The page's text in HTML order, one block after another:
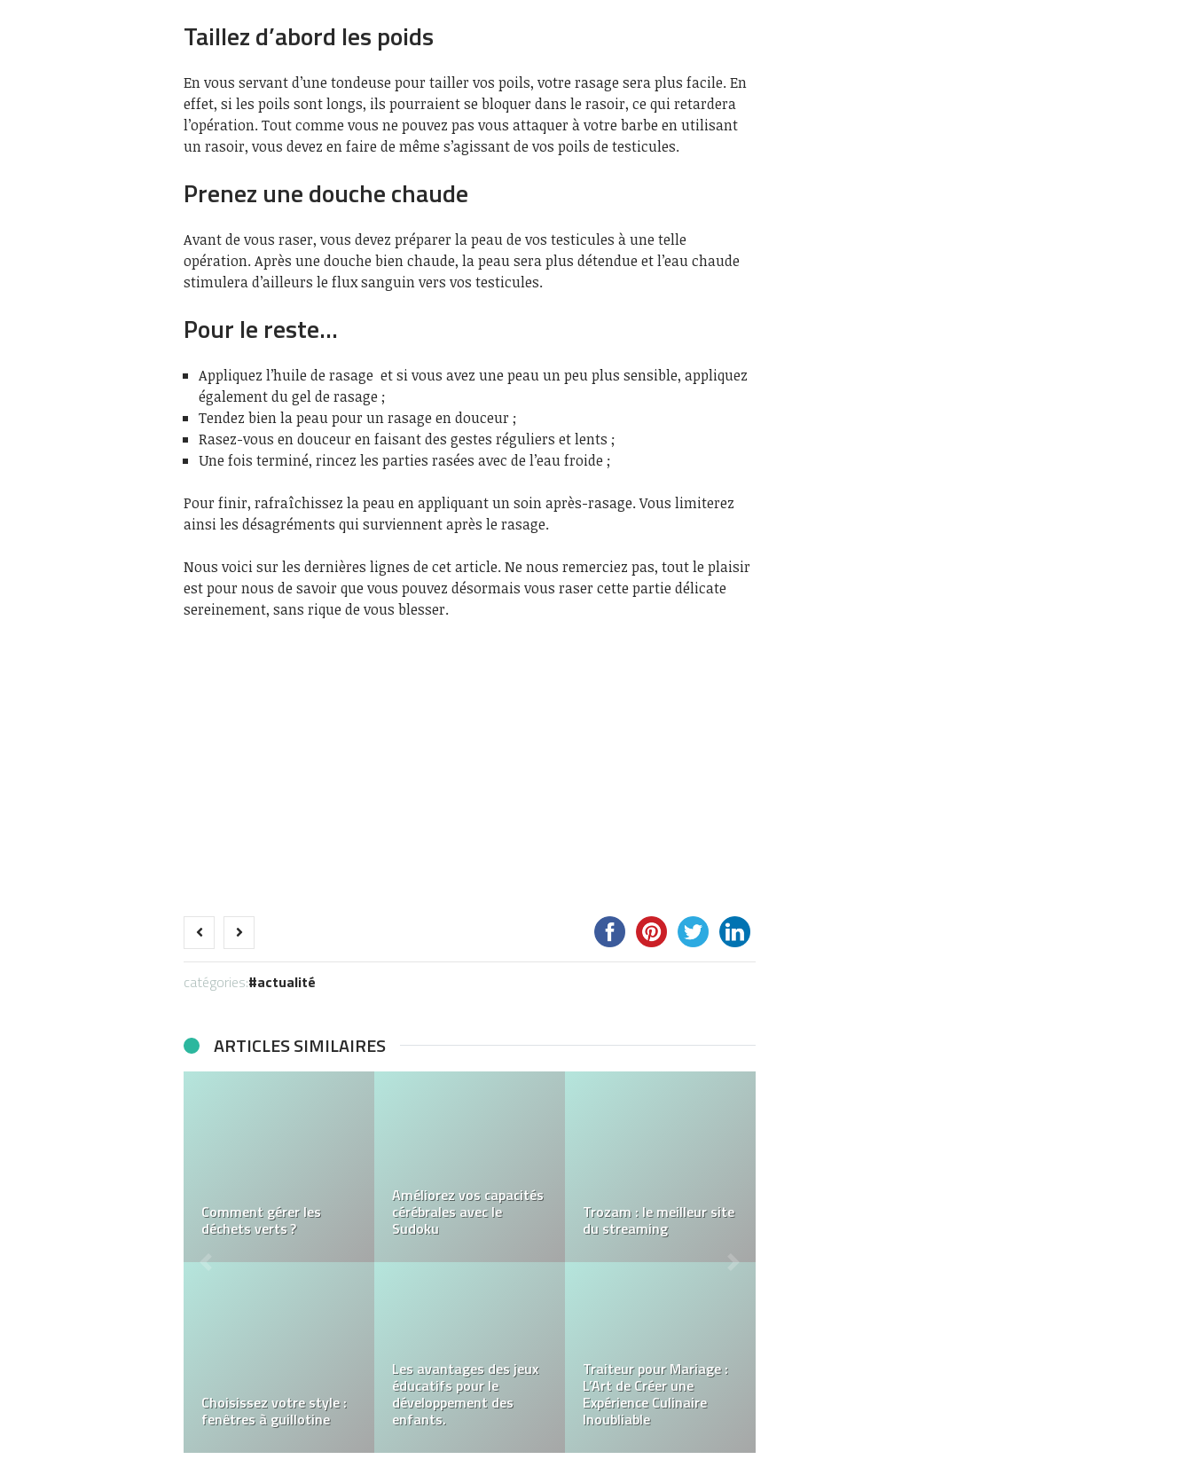
Taillez d’abord les poids
En vous servant d’une tondeuse pour tailler vos poils, votre rasage sera plus facile. En
effet, si les poils sont longs, ils pourraient se bloquer dans le rasoir, ce qui retardera
l’opération. Tout comme vous ne pouvez pas vous attaquer à votre barbe en utilisant
un rasoir, vous devez en faire de même s’agissant de vos poils de testicules.
Prenez une douche chaude
Avant de vous raser, vous devez préparer la peau de vos testicules à une telle
opération. Après une douche bien chaude, la peau sera plus détendue et l’eau chaude
stimulera d’ailleurs le flux sanguin vers vos testicules.
Pour le reste…
Appliquez l’huile de rasage et si vous avez une peau un peu plus sensible, appliquez
également du gel de rasage ;
Tendez bien la peau pour un rasage en douceur ;
Rasez-vous en douceur en faisant des gestes réguliers et lents ;
Une fois terminé, rincez les parties rasées avec de l’eau froide ;
Pour finir, rafraîchissez la peau en appliquant un soin après-rasage. Vous limiterez
ainsi les désagréments qui surviennent après le rasage.
Nous voici sur les dernières lignes de cet article. Ne nous remerciez pas, tout le plaisir
est pour nous de savoir que vous pouvez désormais vous raser cette partie délicate
sereinement, sans rique de vous blesser.
catégories: actualité
ARTICLES SIMILAIRES
parfaite pour une
médaille de baptême
Pourquoi les katanas
sont réputés ?
votre première cigarette
électronique
Comment sélectionner
le bon électricien ?
réduction et les codes
de réduction et
comment fonctionnent-
ils ?
Fourreau Fibre et Gaine
Télécom : Une Porte
Ouverte vers la Fibre
Optique Rapide